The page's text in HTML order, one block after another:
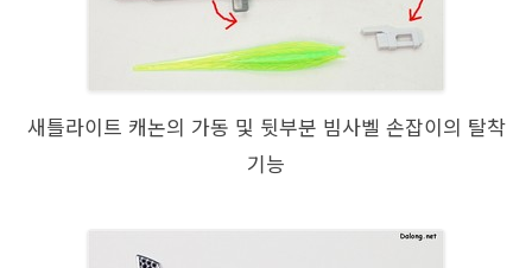
새틀라이트 캐논의 가동 및 뒷부분 빔사벨 손잡이의 탈착
기능